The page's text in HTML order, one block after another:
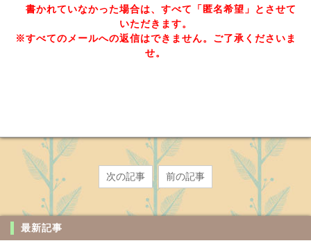
書かれていなかった場合は、すべて「匿名希望」とさせて
いただきます。
※すべてのメールへの返信はできません。ご了承くださいま
せ。
次の記事 前の記事
最新記事